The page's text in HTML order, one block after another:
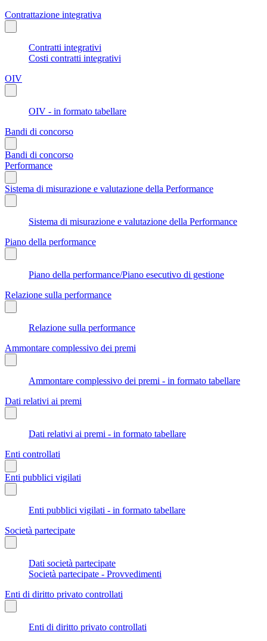
Contrattazione integrativa
Contratti integrativi
Costi contratti integrativi
OIV
OIV - in formato tabellare
Bandi di concorso
Bandi di concorso
Performance
Sistema di misurazione e valutazione della Performance
Sistema di misurazione e valutazione della Performance
Piano della performance
Piano della performance/Piano esecutivo di gestione
Relazione sulla performance
Relazione sulla performance
Ammontare complessivo dei premi
Ammontare complessivo dei premi - in formato tabellare
Dati relativi ai premi
Dati relativi ai premi - in formato tabellare
Enti controllati
Enti pubblici vigilati
Enti pubblici vigilati - in formato tabellare
Società partecipate
Dati società partecipate
Società partecipate - Provvedimenti
Enti di diritto privato controllati
Enti di diritto privato controllati